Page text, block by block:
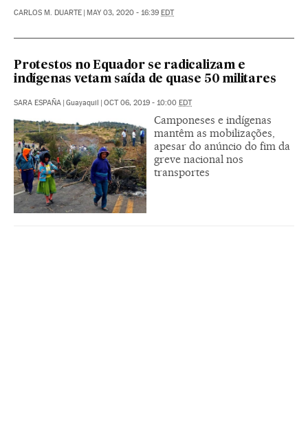
CARLOS M. DUARTE MAY 03, 2020 - 16:39 EDT
Protestos no Equador se radicalizam e
indígenas vetam saída de quase 50 militares
SARA ESPAÑA Guayaquil OCT 06, 2019 - 10:00 EDT
Camponeses e indígenas
mantêm as mobilizações,
apesar do anúncio do fim da
greve nacional nos
transportes